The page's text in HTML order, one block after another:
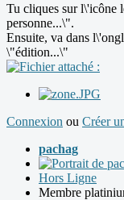
Tu cliques sur l\'icône
personne...\".
Ensuite, va dans
\"édition...\"
Connexion ou Créer
pachag
Hors Ligne
Membre